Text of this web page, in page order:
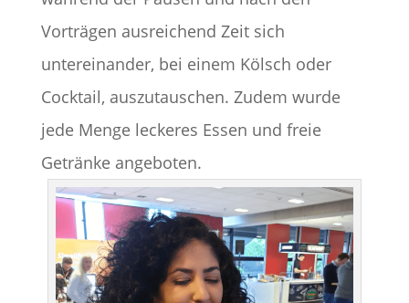
Vorträgen ausreichend Zeit sich
untereinander, bei einem Kölsch oder
Cocktail, auszutauschen. Zudem wurde
jede Menge leckeres Essen und freie
Getränke angeboten.